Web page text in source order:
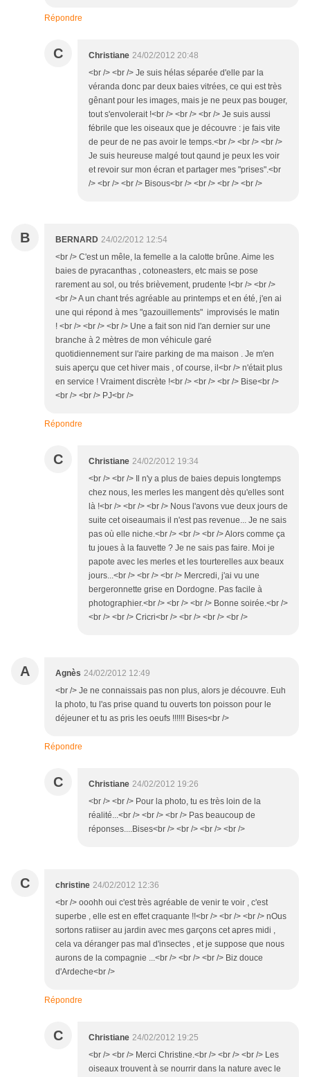
Répondre
C Christiane 24/02/2012 20:48
<br /> <br /> Je suis hélas séparée d'elle par la
véranda donc par deux baies vitrées, ce qui est très
gênant pour les images, mais je ne peux pas bouger,
tout s'envolerait !<br /> <br /> <br /> Je suis aussi
fébrile que les oiseaux que je découvre : je fais vite
de peur de ne pas avoir le temps.<br /> <br /> <br />
Je suis heureuse malgé tout qaund je peux les voir
et revoir sur mon écran et partager mes "prises".<br
/> <br /> <br /> Bisous<br /> <br /> <br /> <br />
B BERNARD 24/02/2012 12:54
<br /> C'est un mêle, la femelle a la calotte brûne. Aime les
baies de pyracanthas , cotoneasters, etc mais se pose
rarement au sol, ou trés brièvement, prudente !<br /> <br />
<br /> A un chant trés agréable au printemps et en été, j'en ai
une qui répond à mes "gazouillements" improvisés le matin
! <br /> <br /> <br /> Une a fait son nid l'an dernier sur une
branche à 2 mètres de mon véhicule garé
quotidiennement sur l'aire parking de ma maison . Je m'en
suis aperçu que cet hiver mais , of course, il<br /> n'était plus
en service ! Vraiment discrète !<br /> <br /> <br /> Bise<br />
<br /> <br /> PJ<br />
Répondre
C Christiane 24/02/2012 19:34
<br /> <br /> Il n'y a plus de baies depuis longtemps
chez nous, les merles les mangent dès qu'elles sont
là !<br /> <br /> <br /> Nous l'avons vue deux jours de
suite cet oiseaumais il n'est pas revenue... Je ne sais
pas où elle niche.<br /> <br /> <br /> Alors comme ça
tu joues à la fauvette ? Je ne sais pas faire. Moi je
papote avec les merles et les tourterelles aux beaux
jours...<br /> <br /> <br /> Mercredi, j'ai vu une
bergeronnette grise en Dordogne. Pas facile à
photographier.<br /> <br /> <br /> Bonne soirée.<br />
<br /> <br /> Cricri<br /> <br /> <br /> <br />
A Agnès 24/02/2012 12:49
<br /> Je ne connaissais pas non plus, alors je découvre. Euh
la photo, tu l'as prise quand tu ouverts ton poisson pour le
déjeuner et tu as pris les oeufs !!!!!! Bises<br />
Répondre
C Christiane 24/02/2012 19:26
<br /> <br /> Pour la photo, tu es très loin de la
réalité...<br /> <br /> <br /> Pas beaucoup de
réponses....Bises<br /> <br /> <br /> <br />
C christine 24/02/2012 12:36
<br /> ooohh oui c'est très agréable de venir te voir , c'est
superbe , elle est en effet craquante !!<br /> <br /> <br /> nOus
sortons ratiiser au jardin avec mes garçons cet apres midi ,
cela va déranger pas mal d'insectes , et je suppose que nous
aurons de la compagnie ...<br /> <br /> <br /> Biz douce
d'Ardeche<br />
Répondre
C Christiane 24/02/2012 19:25
<br /> <br /> Merci Christine.<br /> <br /> <br /> Les
oiseaux trouvent à se nourrir dans la nature avec le